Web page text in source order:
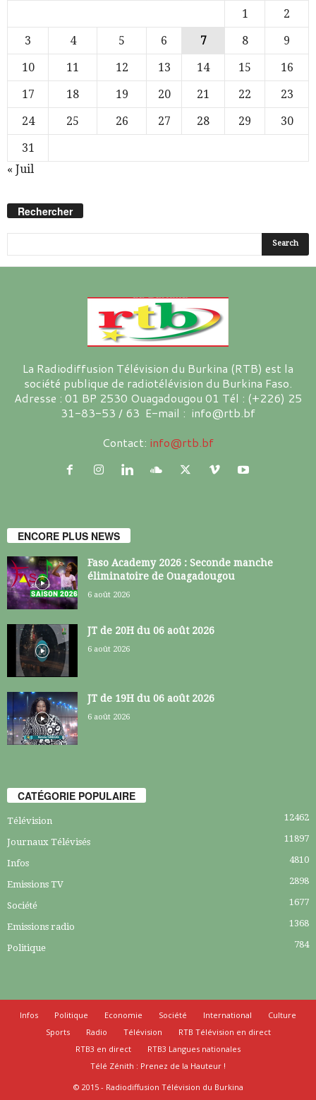
1
2
3
4 5 6 7 8
9
10
11 12 13 14 15
16
17
18 19 20 21 22
23
24
25 26 27 28 29
30
31
« Juil
Rechercher
La Radiodiffusion Télévision du Burkina (RTB) est la
société publique de radiotélévision du Burkina Faso.
Adresse : 01 BP 2530 Ouagadougou 01 Tél : (+226) 25
31-83-53 / 63 E-mail : info@rtb.bf
Contact: info@rtb.bf
ENCORE PLUS NEWS
Faso Academy 2026 : Seconde manche
éliminatoire de Ouagadougou
6 août 2026
JT de 20H du 06 août 2026
6 août 2026
JT de 19H du 06 août 2026
6 août 2026
CATÉGORIE POPULAIRE
Télévision 12462
Journaux Télévisés 11897
Infos 4810
Emissions TV 2898
Société 1677
Emissions radio 1368
Politique 784
Infos Politique Economie Société International
Culture
Sports
Radio Télévision
RTB Télévision en direct
RTB3 en direct
RTB3 Langues nationales
Télé Zénith : Prenez de la Hauteur !
© 2015 - Radiodiffusion Télévision du Burkina